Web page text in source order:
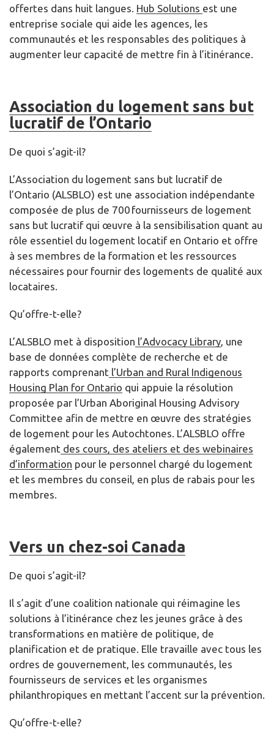
offertes dans huit langues. Hub Solutions est une
entreprise sociale qui aide les agences, les
communautés et les responsables des politiques à
augmenter leur capacité de mettre fin à l’itinérance.
Association du logement sans but
lucratif de l’Ontario
De quoi s’agit-il?
L’Association du logement sans but lucratif de
l’Ontario (ALSBLO) est une association indépendante
composée de plus de 700 fournisseurs de logement
sans but lucratif qui œuvre à la sensibilisation quant au
rôle essentiel du logement locatif en Ontario et offre
à ses membres de la formation et les ressources
nécessaires pour fournir des logements de qualité aux
locataires.
Qu’offre-t-elle?
L’ALSBLO met à disposition l’Advocacy Library , une
base de données complète de recherche et de
rapports comprenant l’Urban and Rural Indigenous
Housing Plan for Ontario qui appuie la résolution
proposée par l’Urban Aboriginal Housing Advisory
Committee afin de mettre en œuvre des stratégies
de logement pour les Autochtones. L’ALSBLO offre
également des cours, des ateliers et des webinaires
d’information pour le personnel chargé du logement
et les membres du conseil, en plus de rabais pour les
membres.
Vers un chez-soi Canada
De quoi s’agit-il?
Il s’agit d’une coalition nationale qui réimagine les
solutions à l’itinérance chez les jeunes grâce à des
transformations en matière de politique, de
planification et de pratique. Elle travaille avec tous les
ordres de gouvernement, les communautés, les
fournisseurs de services et les organismes
philanthropiques en mettant l’accent sur la prévention.
Qu’offre-t-elle?